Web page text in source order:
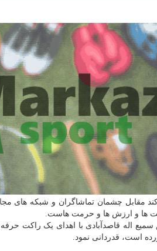
مقابل چشمان تماشاگران و شبکه های
ها و ارزش ها و حرمت هاست.
اله قاصدآبادی با اهدای یک راکت حرفه
است، قدردانی نمود.